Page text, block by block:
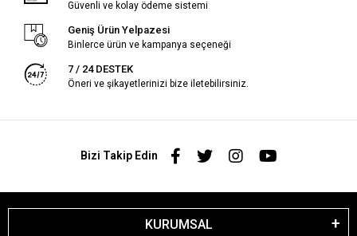
Güvenli ve kolay ödeme sistemi
Geniş Ürün Yelpazesi
Binlerce ürün ve kampanya seçeneği
7 / 24 DESTEK
Öneri ve şikayetlerinizi bize iletebilirsiniz.
Bizi Takip Edin
KURUMSAL